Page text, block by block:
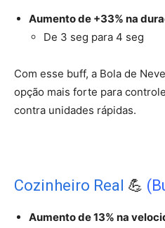
Aumento de +33% na
De 3 seg para 4 seg
Com esse buff, a Bola de
opção mais forte para
contra unidades rápidas.
Cozinheiro Real 💪
Aumento de 13% na